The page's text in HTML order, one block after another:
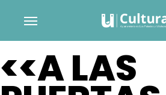
main
content
Menu
<<A LAS